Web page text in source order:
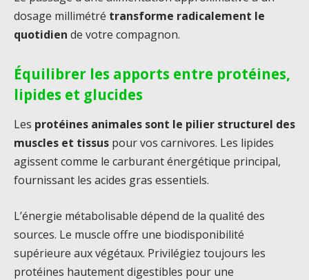
dosage millimétré transforme radicalement le
quotidien de votre compagnon.
Équilibrer les apports entre protéines,
lipides et glucides
Les protéines animales sont le pilier structurel des
muscles et tissus pour vos carnivores. Les lipides
agissent comme le carburant énergétique principal,
fournissant les acides gras essentiels.
L’énergie métabolisable dépend de la qualité des
sources. Le muscle offre une biodisponibilité
supérieure aux végétaux. Privilégiez toujours les
protéines hautement digestibles pour une